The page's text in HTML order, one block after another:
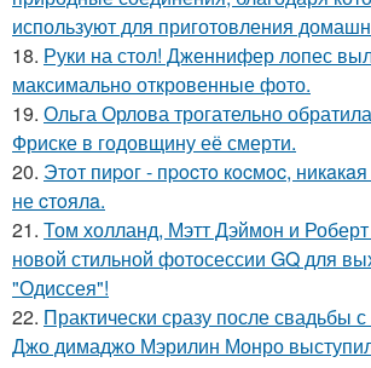
используют для приготовления
18. Руки на стол! Дженнифер лопес
максимально откровенные фото.
19. Ольга Орлова трогательно
Фриске в годовщину её смерти.
20. Этoт пиpoг - пpocтo кocмoc,
не cтoялa.
21. Том холланд, Мэтт Дэймон и
новой стильной фотосессии GQ для
"Одиссея"!
22. Практически сразу после свадьбы
Джо димаджо Мэрилин Монро